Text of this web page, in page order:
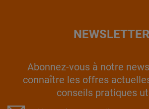
NEWSLETTER
Abonnez-vous à notre
connaître les offres
conseils pratiques